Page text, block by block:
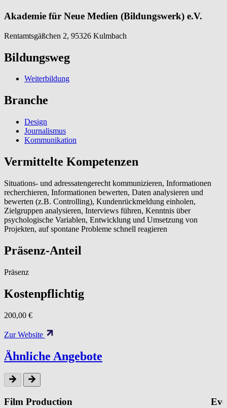
Akademie für Neue Medien (Bildungswerk) e.V.
Rentamtsgäßchen 2, 95326 Kulmbach
Bildungsweg
Weiterbildung
Branche
Design
Journalismus
Kommunikation
Vermittelte Kompetenzen
Situations- und adressatengerecht kommunizieren, Informationen
recherchieren, Informationen bewerten, Daten analysieren und
bewerten (z.B. Controlling), Kundenrückmeldung einholen,
Zielgruppen analysieren, Interviews führen, Kenntnis über
psychologische Variablen, Entwicklung und Umsetzung von
Projekten, auf spontane Probleme schnell reagieren
Präsenz-Anteil
Präsenz
Kostenpflichtig
200,00 €
Zur Website
Ähnliche Angebote
Film Production